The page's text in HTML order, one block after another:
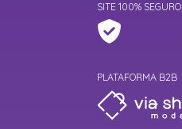
SITE 100% SEGURO
PLATAFORMA B2B